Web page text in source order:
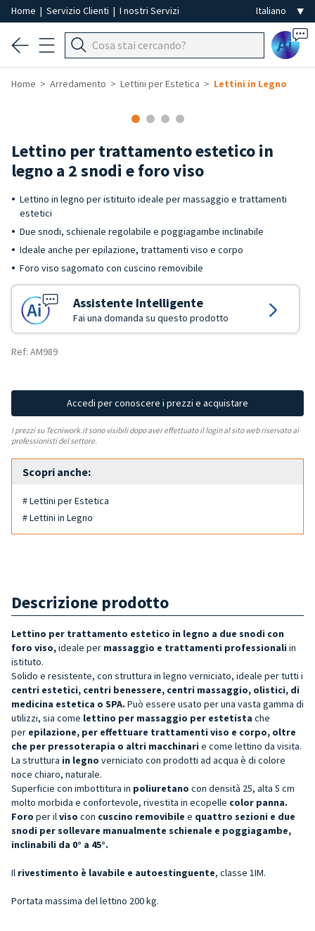
Home | Servizio Clienti | I nostri Servizi
Ai
Home Arredamento Lettini per Estetica Lettini in Legno
Lettino per trattamento estetico in
legno a 2 snodi e foro viso
Lettino in legno per istituito ideale per massaggio e trattamenti
estetici
Due snodi, schienale regolabile e poggiagambe inclinabile
Ideale anche per epilazione, trattamenti viso e corpo
Foro viso sagomato con cuscino removibile
Assistente Intelligente
Fai una domanda su questo prodotto
Ref: AM989
Accedi per conoscere i prezzi e acquistare
I prezzi su Tecniwork.it sono visibili dopo aver effettuato il login al sito web riservato ai
professionisti del settore.
Scopri anche:
# Lettini per Estetica
# Lettini in Legno
Descrizione prodotto
Lettino per trattamento estetico in legno a due snodi con
foro viso,ideale per massaggio e trattamenti professionali in
istituto.
Solido e resistente, con struttura in legno verniciato, ideale per tutti i
centri estetici, centri benessere, centri massaggio, olistici, di
medicina estetica o SPA. Può essere usato per una vasta gamma di
utilizzi, sia come lettino per massaggio per estetista che
per epilazione, per effettuare trattamenti viso e corpo, oltre
che per pressoterapia o altri macchinari e come lettino da visita.
La struttura in legno verniciato con prodotti ad acqua è di colore
noce chiaro, naturale.
Superficie con imbottitura in poliuretano con densità 25, alta 5 cm
molto morbida e confortevole, rivestita in ecopelle color panna.
Foro per il viso con cuscino removibile e quattro sezioni e due
snodi per sollevare manualmente schienale e poggiagambe,
inclinabili da 0° a 45°.
Il rivestimento è lavabile e autoestinguente, classe 1IM.
Portata massima del lettino 200 kg.